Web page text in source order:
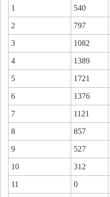
1 540
2 797
3 1082
4 1389
5 1721
6 1376
7 1121
8 857
9 527
10 312
11 0